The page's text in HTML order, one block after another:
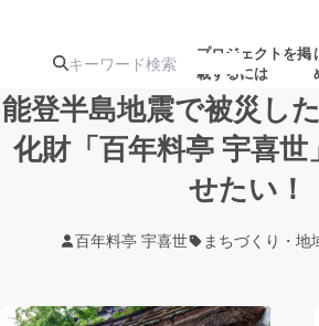
プロジェクトを掲
載するには
注目の新着プロ 募集終
能登半島地震で被災し
化財「百年料亭 宇喜世
せたい！
百年料亭 宇喜世 まちづくり・地